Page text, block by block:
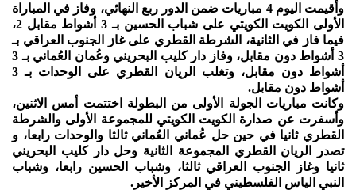
وأقيمت اليوم 4 مباريات ضمن الدور ربع النهائي، وفاز في المباراة
الأولى الكويت الكويتي على شباب الحسين بـ 3 أشواط مقابل 2،
فيما فاز في الثانية، الشرطة القطري على غاز الجنوب العراقي بـ
3 أشواط دون مقابل، وفاز دار كليب البحريني وعُمان العُماني بـ 3
أشواط دون مقابل، وتغلب الريان القطري على الوحدات بـ 3
أشواط دون مقابل.
وكانت مباريات الجولة الأولى من البطولة اختتمت أمس الاثنين،
وأسفرت عن صدارة الكويت الكويتي للمجموعة الأولى والشرطة
القطري ثانيا في حين حل عُماني العُماني ثالثا والوحدات رابعا، و
تصدر الريان القطري المجموعة الثانية وحل دار كليب البحريني
ثانيا وغاز الجنوب العراقي ثالثا، وشباب الحسين رابعا، وشباب
النبي الياس الفلسطيني في المركز الأخير.